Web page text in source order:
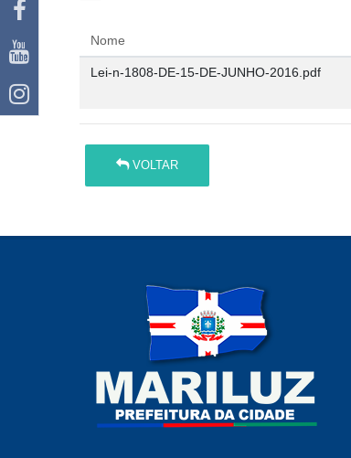
Nome
Lei-n-1808-DE-15-DE-JUNHO-2016.pdf
VOLTAR